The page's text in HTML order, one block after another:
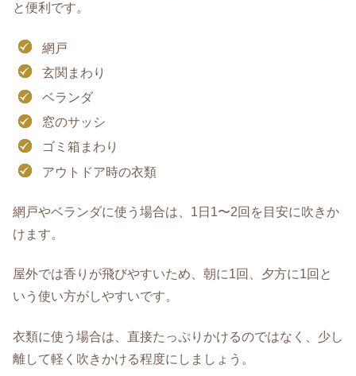
と便利です。
網戸
玄関まわり
ベランダ
窓のサッシ
ゴミ箱まわり
アウトドア時の衣類
網戸やベランダに使う場合は、1日1〜2回を目安に吹きか
けます。
屋外では香りが飛びやすいため、朝に1回、夕方に1回と
いう使い方がしやすいです。
衣類に使う場合は、直接たっぷりかけるのではなく、少し
離して軽く吹きかける程度にしましょう。